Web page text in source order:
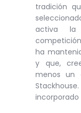
tradición
activa la
ha
y que,
menos un
incorporado